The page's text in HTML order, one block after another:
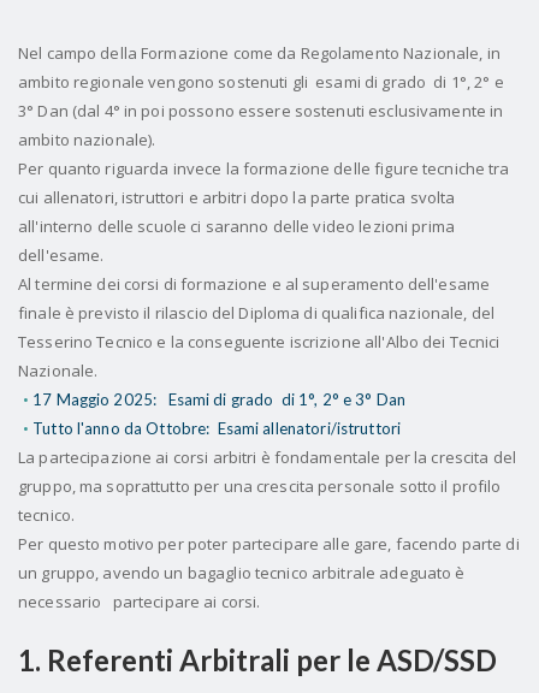
Nel campo della Formazione come da Regolamento Nazionale, in
ambito regionale vengono sostenuti gli esami di grado di 1°, 2° e
3° Dan (dal 4° in poi possono essere sostenuti esclusivamente in
ambito nazionale).
Per quanto riguarda invece la formazione delle figure tecniche tra
cui allenatori, istruttori e arbitri dopo la parte pratica svolta
all'interno delle scuole ci saranno delle video lezioni prima
dell'esame.
Al termine dei corsi di formazione e al superamento dell'esame
finale è previsto il rilascio del Diploma di qualifica nazionale, del
Tesserino Tecnico e la conseguente iscrizione all'Albo dei Tecnici
Nazionale.
17 Maggio 2025: Esami di grado di 1°, 2° e 3° Dan
Tutto l'anno da Ottobre: ​​​​Esami allenatori/istruttori
La partecipazione ai corsi arbitri è fondamentale per la crescita del
gruppo, ma soprattutto per una crescita personale sotto il profilo
tecnico.
Per questo motivo per poter partecipare alle gare, facendo parte di
un gruppo, avendo un bagaglio tecnico arbitrale adeguato è
necessario partecipare ai corsi.
1. Referenti Arbitrali per le ASD/SSD